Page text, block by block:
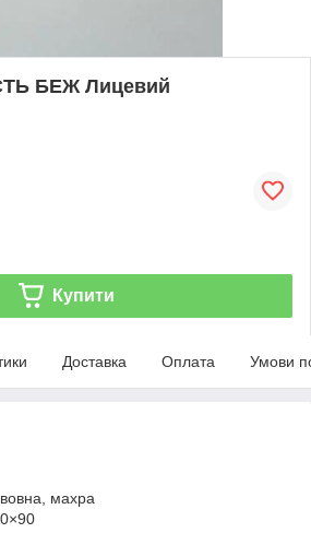
БЕЖ Лицевий
Купити
Доставка Оплата Умови
махра